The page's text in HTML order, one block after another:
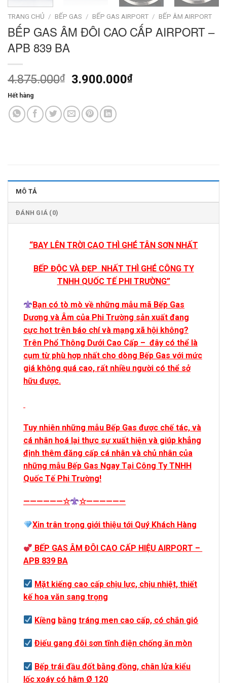
TRANG CHỦ / BẾP GAS / BẾP GAS AIRPORT / BẾP ÂM AIRPORT
BẾP GAS ÂM ĐÔI CAO CẤP AIRPORT –
APB 839 BA
4.875.000₫
Giá
là:
4.875.000₫.
3.900.000₫Giá
Hết hàng
MÔ TẢ
ĐÁNH GIÁ (0)
“BAY LÊN TRỜI CAO THÌ GHÉ TÂN SƠN NHẤT
BẾP ĐỘC VÀ ĐẸP NHẤT THÌ GHÉ CÔNG TY
TNHH QUỐC TẾ PHI TRƯỜNG”
Bạn có tò mò về những mẫu mã Bếp Gas
Dương và Âm của Phi Trường sản xuất đang
cực hot trên báo chí và mạng xã hội không?
Trên Phổ Thông Dưới Cao Cấp – đây có thể là
cụm từ phù hợp nhất cho dòng Bếp Gas với mức
giá không quá cao, rất nhiều người có thể sở
hữu được.
Tuy nhiên những mẫu Bếp Gas được chế tác, và
cá nhân hoá lại thực sự xuất hiện và giúp khẳng
định thêm đăng cấp cá nhân và chủ nhân của
những mẫu Bếp Gas Ngay Tại Công Ty TNHH
Quốc Tế Phi Trường!
——————☆ ☆——————
Xin trân trọng giới thiệu tới Quý Khách Hàng
BẾP GAS ÂM ĐÔI CAO CẤP HIỆU AIRPORT –
APB 839 BA
Mặt kiếng cao cấp chịu lực, chịu nhiệt, thiết
kế hoa văn sang trọng
Kiềng bằng tráng men cao cấp, có chắn gió
Điếu gang đôi sơn tĩnh điện chống ăn mòn
Bếp trái đầu đốt bằng đồng, chân lửa kiểu
lốc xoáy có hâm Ø 120